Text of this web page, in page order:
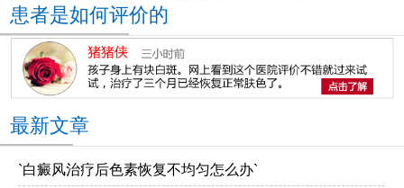
患者是如何评价的
最新文章
`白癜风治疗后色素恢复不均匀怎么办`